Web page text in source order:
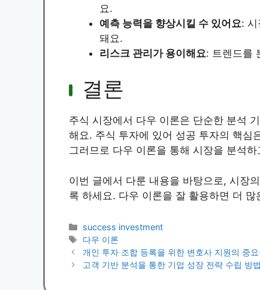
요.
예측 능력을 향상시킬 수 있어요:
돼요.
리스크 관리가 용이해요: 트렌드를
결론
주식 시장에서 다우 이론은 단순한 분석
해요. 주식 투자에 있어 성공 투자의 핵심
그러므로 다우 이론을 통해 시장을 분석
이번 글에서 다룬 내용을 바탕으로, 시장
록 하세요. 다우 이론을 잘 활용하면 더
Categories
success investment
Tags
다우 이론
개인 투자 조합 등록을 위한 변호사 지원의 중요
고객 기반 분석을 통한 기업 성장 전략 수립 방법